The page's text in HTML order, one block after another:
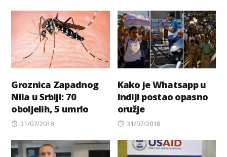
Groznica Zapadnog
Nila u Srbiji: 70
oboljelih, 5 umrlo
Posted
31/07/2018
Kako je Whatsapp u
Indiji postao opasno
oružje
Posted
31/07/2018